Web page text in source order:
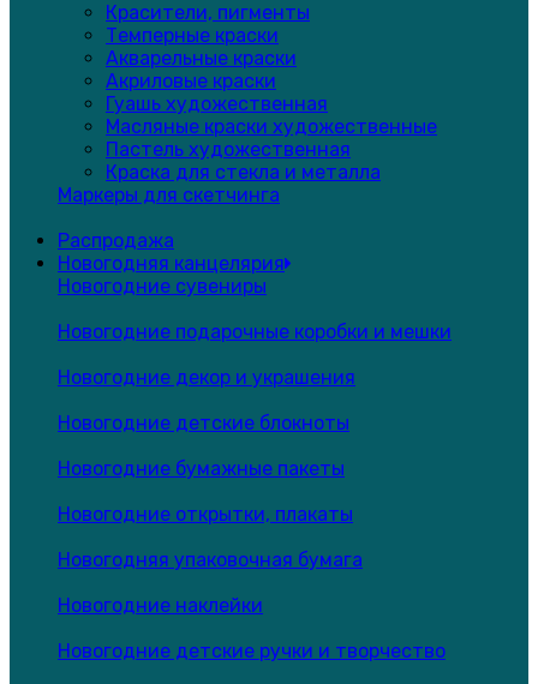
Красители, пигменты
Темперные краски
Акварельные краски
Акриловые краски
Гуашь художественная
Масляные краски художественные
Пастель художественная
Краска для стекла и металла
Маркеры для скетчинга
Распродажа
Новогодняя канцелярия
Новогодние сувениры
Новогодние подарочные коробки и мешки
Новогодние декор и украшения
Новогодние детские блокноты
Новогодние бумажные пакеты
Новогодние открытки, плакаты
Новогодняя упаковочная бумага
Новогодние наклейки
Новогодние детские ручки и творчество